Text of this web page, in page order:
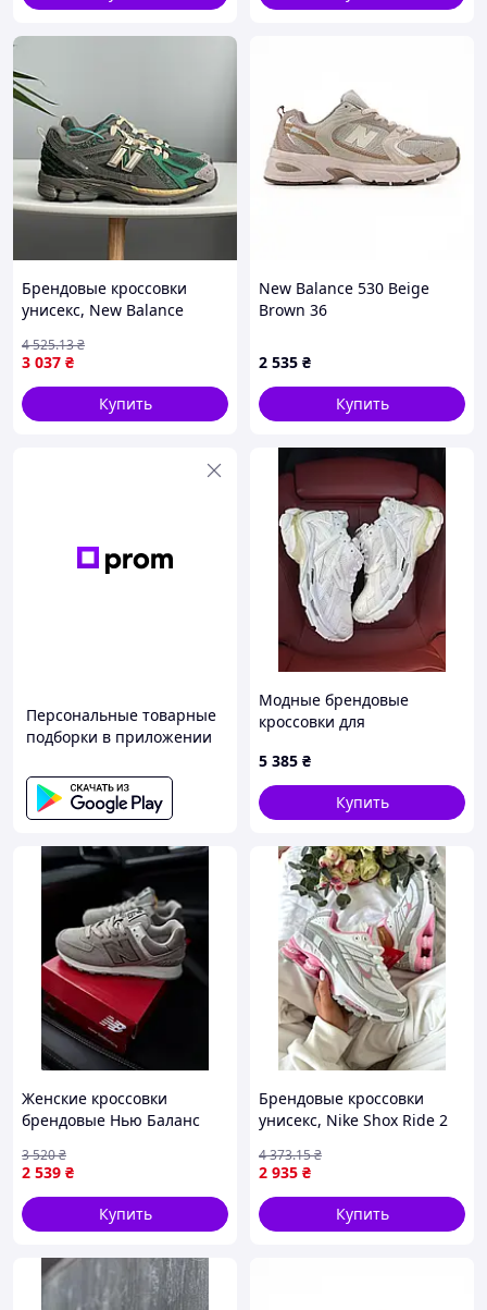
Брендовые кроссовки
унисекс, New Balance
Pack Green M1906RSG 43
3 037 ₴
4 525.13₴
Купить
New Balance 530 Beige
Brown 36
2 535 ₴
Купить
Персональные товарные
подборки в приложении
Модные брендовые
кроссовки для
Balenciaga Runner White
41
5 385 ₴
Купить
Женские кроссовки
брендовые Нью Баланс
New Balance Seli Жіночі
кросівки брендові Нью
Баланс сірі
2 539 ₴
3 520₴
Купить
Брендовые кроссовки
унисекс, Nike Shox Ride 2
2 935 ₴
4 373.15₴
Купить